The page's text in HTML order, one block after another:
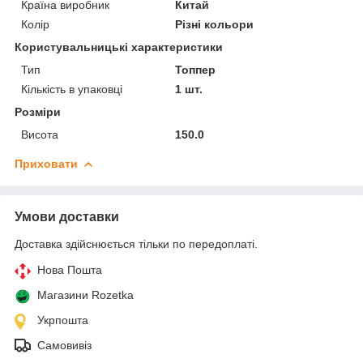
Країна виробник
Китай
Колір
Різні кольори
Користувальницькі характеристики
Тип
Топпер
Кількість в упаковці
1 шт.
Розміри
Висота
150.0
Приховати
Умови доставки
Доставка здійснюється тільки по передоплаті.
Нова Пошта
Магазини Rozetka
Укрпошта
Самовивіз